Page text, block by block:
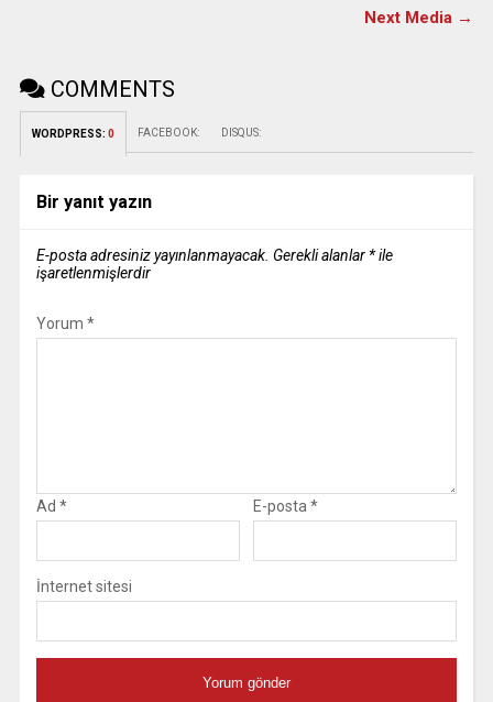
Next Media →
COMMENTS
WORDPRESS: 0 FACEBOOK: DISQUS:
Bir yanıt yazın
E-posta adresiniz yayınlanmayacak. Gerekli alanlar *ile
işaretlenmişlerdir
Yorum *
Ad * E-posta*
İnternet sitesi